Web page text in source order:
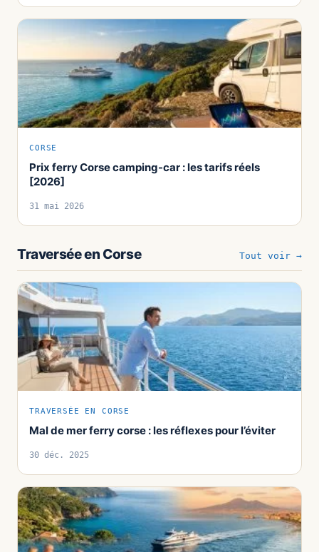
CORSE
Prix ferry Corse camping-car : les tarifs réels
[2026]
31 mai 2026
Traversée en Corse Tout voir →
TRAVERSÉE EN CORSE
Mal de mer ferry corse : les réflexes pour l’éviter
30 déc. 2025